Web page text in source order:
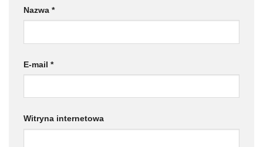
Nazwa *
E-mail *
Witryna internetowa